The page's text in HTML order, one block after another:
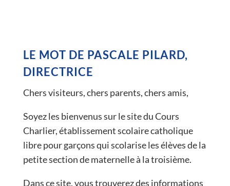
LE MOT DE PASCALE PILARD,
DIRECTRICE
Chers visiteurs, chers parents, chers amis,
Soyez les bienvenus sur le site du Cours
Charlier, établissement scolaire catholique
libre pour garçons qui scolarise les élèves de la
petite section de maternelle à la troisième.
Dans ce site, vous trouverez des informations